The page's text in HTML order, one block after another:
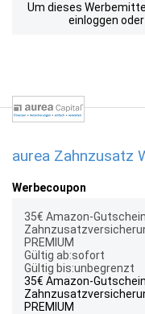
Um dieses
einloggen
aurea Zahnzusatz
Werbecoupon
35€ Amazon-
PREMIUM
Gültig ab:sofort
Gültig bis:unbegrenzt
35€ Amazon-
PREMIUM